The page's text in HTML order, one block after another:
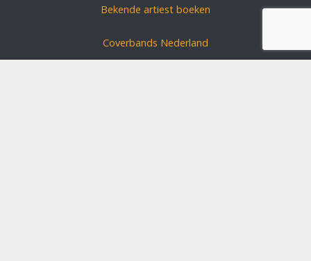
Bekende artiest boeken
Coverbands Nederland